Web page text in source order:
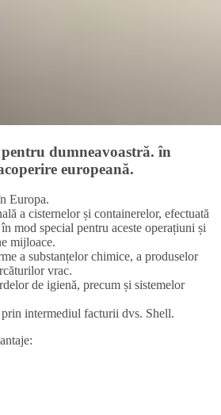
dumneavoastră. în
europeană.
Europa.
a cisternelor și containerelor, efectuată
mod special pentru aceste operațiuni și
mijloace.
a substanțelor chimice, a produselor
vrac.
de igienă, precum și sistemelor
intermediul facturii dvs. Shell.